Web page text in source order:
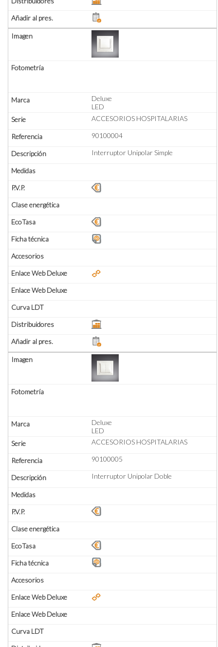
Deluxe
LED
ACCESORIOS HOSPITALARIAS
90100004
Interruptor Unipolar Simple
Deluxe
LED
ACCESORIOS HOSPITALARIAS
90100005
Interruptor Unipolar Doble